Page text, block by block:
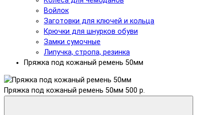
Войлок
Заготовки для ключей и кольца
Крючки для шнурков обуви
Замки сумочные
Липучка, стропа, резинка
Пряжка под кожаный ремень 50мм
Пряжка под кожаный ремень 50мм 500 р.